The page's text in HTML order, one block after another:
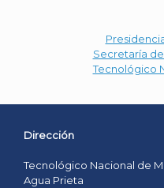
Secretaría
Tecnológico
Dirección
Tecnológico Nacional de
Agua Prieta